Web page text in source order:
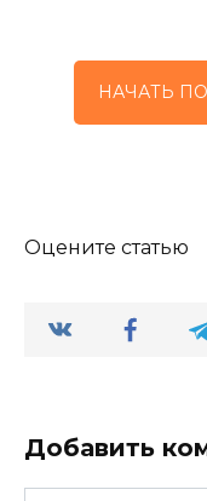
НАЧАТЬ
Оцените статью
Добавить